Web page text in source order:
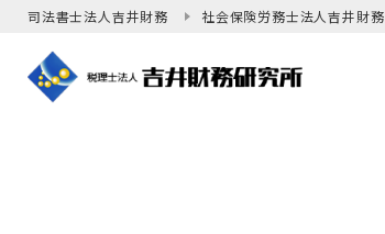
司法書士法人吉井財務 社会保険労務士法人吉井財務